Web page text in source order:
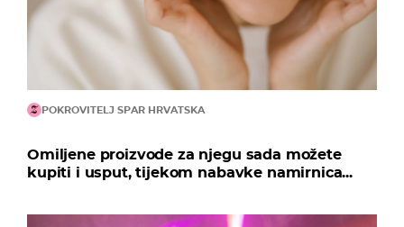
POKROVITELJ SPAR HRVATSKA
Omiljene proizvode za njegu sada možete
kupiti i usput, tijekom nabavke namirnica...